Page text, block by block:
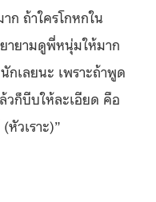
ก ถ้าใครโกหกใน
ายามดูพี่หนุ่มให้มาก
กเลยนะ เพราะถ้าพูด
วก็บีบให้ละเอียด คือ
หัวเราะ)”